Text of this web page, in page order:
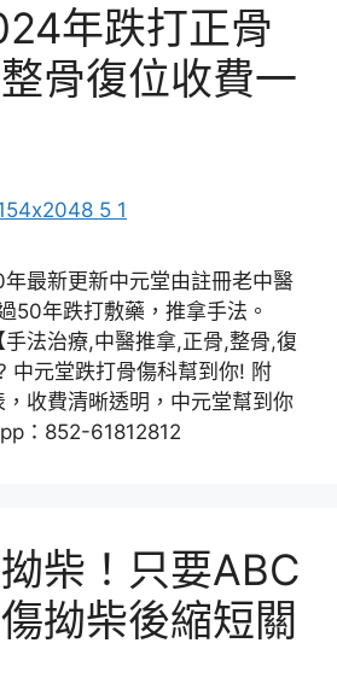
年跌打正骨
骨復位收費一
最新更新中元堂由註冊老中醫
50年跌打敷藥，推拿手法。
法治療,中醫推拿,正骨,整骨,復
中元堂跌打骨傷科幫到你! 附
收費清晰透明，中元堂幫到你
：852-61812812
柴！只要ABC
拗柴後縮短關